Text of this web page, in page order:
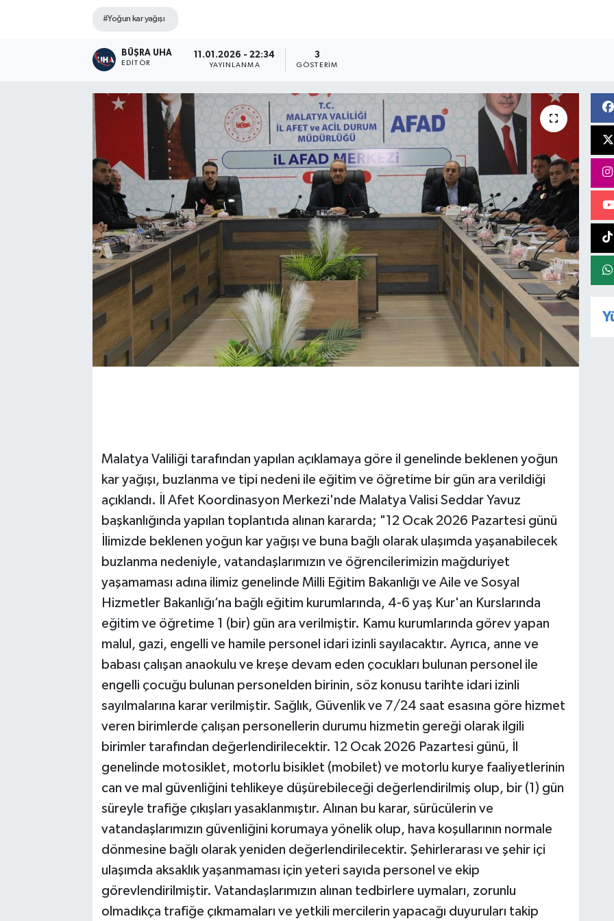
#Yoğun kar yağışı
BÜŞRA UHA
EDITÖR
11.01.2026 - 22:34
YAYINLANMA
3
GÖSTERIM
Malatya Valiliği tarafından yapılan açıklamaya göre il genelinde beklenen yoğun
kar yağışı, buzlanma ve tipi nedeni ile eğitim ve öğretime bir gün ara verildiği
açıklandı. İl Afet Koordinasyon Merkezi'nde Malatya Valisi Seddar Yavuz
başkanlığında yapılan toplantıda alınan kararda; "12 Ocak 2026 Pazartesi günü
İlimizde beklenen yoğun kar yağışı ve buna bağlı olarak ulaşımda yaşanabilecek
buzlanma nedeniyle, vatandaşlarımızın ve öğrencilerimizin mağduriyet
yaşamaması adına ilimiz genelinde Milli Eğitim Bakanlığı ve Aile ve Sosyal
Hizmetler Bakanlığı’na bağlı eğitim kurumlarında, 4-6 yaş Kur'an Kurslarında
eğitim ve öğretime 1 (bir) gün ara verilmiştir. Kamu kurumlarında görev yapan
malul, gazi, engelli ve hamile personel idari izinli sayılacaktır. Ayrıca, anne ve
babası çalışan anaokulu ve kreşe devam eden çocukları bulunan personel ile
engelli çocuğu bulunan personelden birinin, söz konusu tarihte idari izinli
sayılmalarına karar verilmiştir. Sağlık, Güvenlik ve 7/24 saat esasına göre hizmet
veren birimlerde çalışan personellerin durumu hizmetin gereği olarak ilgili
birimler tarafından değerlendirilecektir. 12 Ocak 2026 Pazartesi günü, İl
genelinde motosiklet, motorlu bisiklet (mobilet) ve motorlu kurye faaliyetlerinin
can ve mal güvenliğini tehlikeye düşürebileceği değerlendirilmiş olup, bir (1) gün
süreyle trafiğe çıkışları yasaklanmıştır. Alınan bu karar, sürücülerin ve
vatandaşlarımızın güvenliğini korumaya yönelik olup, hava koşullarının normale
dönmesine bağlı olarak yeniden değerlendirilecektir. Şehirlerarası ve şehir içi
ulaşımda aksaklık yaşanmaması için yeteri sayıda personel ve ekip
görevlendirilmiştir. Vatandaşlarımızın alınan tedbirlere uymaları, zorunlu
olmadıkça trafiğe çıkmamaları ve yetkili mercilerin yapacağı duyuruları takip